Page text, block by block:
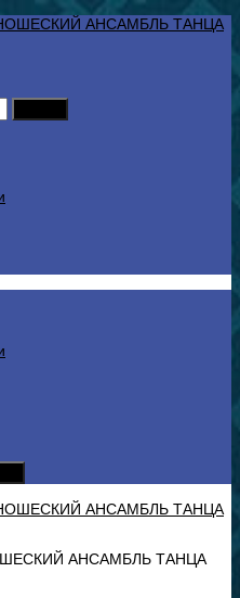
АНСАМБЛЬ ТАНЦА